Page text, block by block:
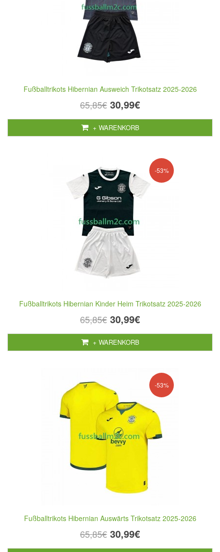
Fußballtrikots Hibernian Ausweich Trikotsatz 2025-2026
65,85€ 30,99€
+ WARENKORB
-53%
Fußballtrikots Hibernian Kinder Heim Trikotsatz 2025-2026
65,85€ 30,99€
+ WARENKORB
-53%
Fußballtrikots Hibernian Auswärts Trikotsatz 2025-2026
65,85€ 30,99€